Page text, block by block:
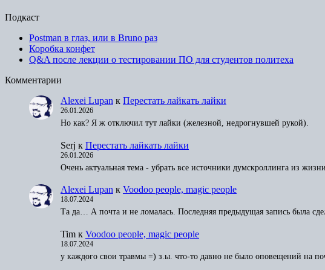
Подкаст
Postman в глаз, или в Bruno раз
Коробка конфет
Q&A после лекции о тестировании ПО для студентов политеха
Комментарии
Alexei Lupan к Перестать лайкать лайки
26.01.2026
Но как? Я ж отключил тут лайки (железной, недрогнувшей рукой).
Serj к Перестать лайкать лайки
26.01.2026
Очень актуальная тема - убрать все источники думскроллинга из
Alexei Lupan к Voodoo people, magic people
18.07.2024
Та да… А почта и не ломалась. Последняя предыдущая запись была
Tim к Voodoo people, magic people
18.07.2024
у каждого свои травмы =) з.ы. что-то давно не было оповещений на